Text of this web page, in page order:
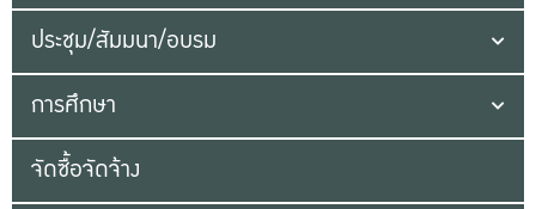
ประชุม/สัมมนา/อบรม
การศึกษา
จัดซื้อจัดจ้าง